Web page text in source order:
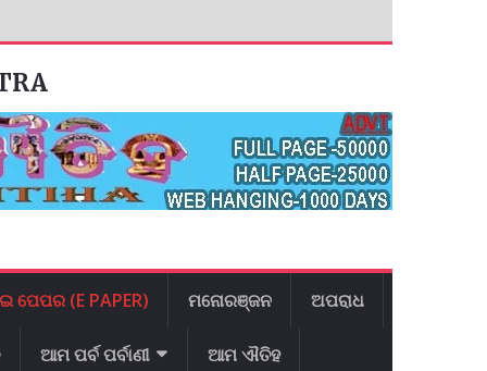
ଇ ପେପର (E PAPER) ମନୋରଞ୍ଜନ ଅପରାଧ
ଆମ ପର୍ବ ପର୍ବାଣୀ ଆମ ଐତିହ